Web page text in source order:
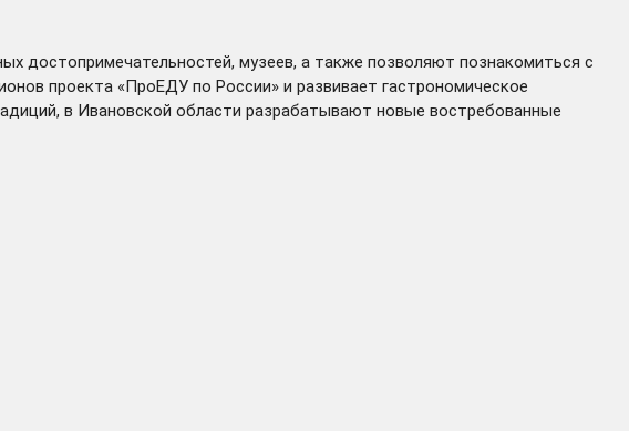
достопримечательностей, музеев, а также позволяют познакомиться с
проекта «ПроЕДУ по России» и развивает гастрономическое
в Ивановской области разрабатывают новые востребованные